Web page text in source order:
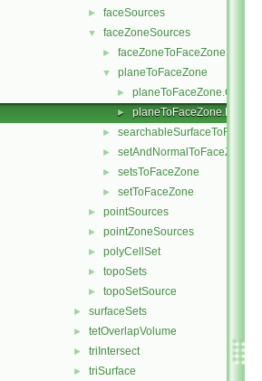
► faceSources
▼ faceZoneSources
► faceZoneToFaceZone
▼ planeToFaceZone
► planeToFaceZone.C
► planeToFaceZone.H
►
► setAndNormalToFaceZone
► setsToFaceZone
► setToFaceZone
► pointSources
► pointZoneSources
► polyCellSet
► topoSets
► topoSetSource
► surfaceSets
► tetOverlapVolume
► triIntersect
► triSurface